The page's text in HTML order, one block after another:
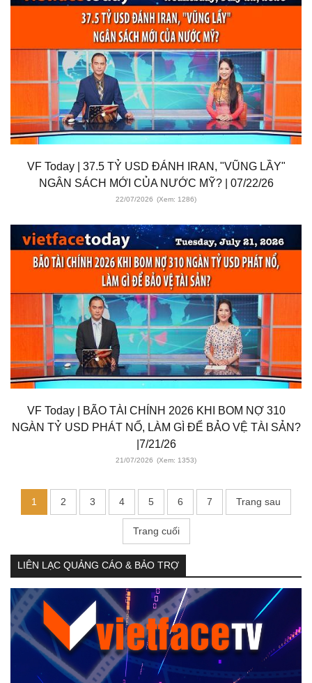
VF Today | 37.5 TỶ USD ĐÁNH IRAN, "VŨNG LẦY"
NGÂN SÁCH MỚI CỦA NƯỚC MỸ? | 07/22/26
22/07/2026 (Xem: 1286)
VF Today | BÃO TÀI CHÍNH 2026 KHI BOM NỢ 310
NGÀN TỶ USD PHÁT NỔ, LÀM GÌ ĐỂ BẢO VỆ TÀI SẢN?
|7/21/26
21/07/2026 (Xem: 1353)
1 2 3 4 5 6 7 Trang sau
Trang cuối
LIÊN LẠC QUẢNG CÁO & BẢO TRỢ